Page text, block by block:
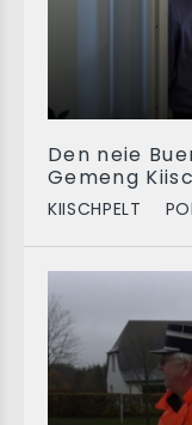
Den neie
Gemeng
KIISCHPELT